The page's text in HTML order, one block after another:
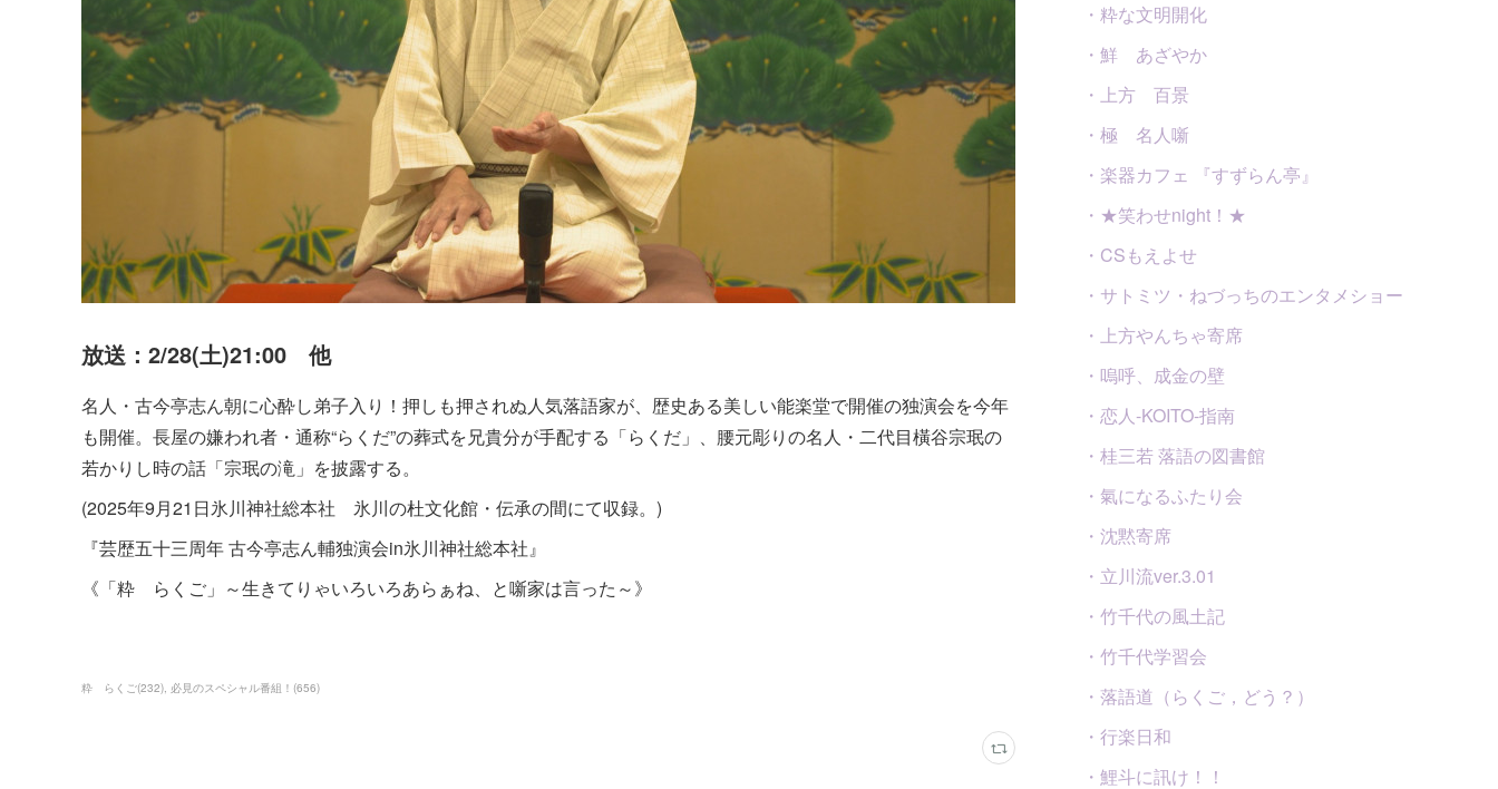
放送：2/28(土)21:00 他
名人・古今亭志ん朝に心酔し弟子入り！押しも押されぬ人気落語家が、歴史ある美しい能楽堂で開催の独演会を今年
も開催。長屋の嫌われ者・通称“らくだ”の葬式を兄貴分が手配する「らくだ」、腰元彫りの名人・二代目橫谷宗珉の
若かりし時の話「宗珉の滝」を披露する。
(2025年9月21日氷川神社総本社 氷川の杜文化館・伝承の間にて収録。)
『芸歴五十三周年 古今亭志ん輔独演会in氷川神社総本社』
《「粋 らくご」～生きてりゃいろいろあらぁね、と噺家は言った～》
粋 らくご(232) 必見のスペシャル番組！ (656)
・粋な文明開化
・鮮 あざやか
・上方 百景
・極 名人噺
・楽器カフェ 『すずらん亭』
・★笑わせnight！★
・CSもえよせ
・サトミツ・ねづっちのエンタメショー
・上方やんちゃ寄席
・嗚呼、成金の壁
・恋人-KOITO-指南
・桂三若 落語の図書館
・氣になるふたり会
・沈黙寄席
・立川流ver.3.01
・竹千代の風土記
・竹千代学習会
・落語道（らくご，どう？）
・行楽日和
・鯉斗に訊け！！